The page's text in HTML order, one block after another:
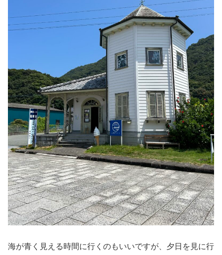
海が青く見える時間に行くのもいいですが、 夕日を見に行